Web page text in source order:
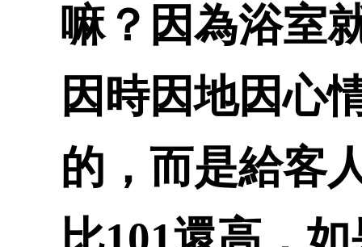
嘛？因為浴室
因時因地因心
的，而是給客